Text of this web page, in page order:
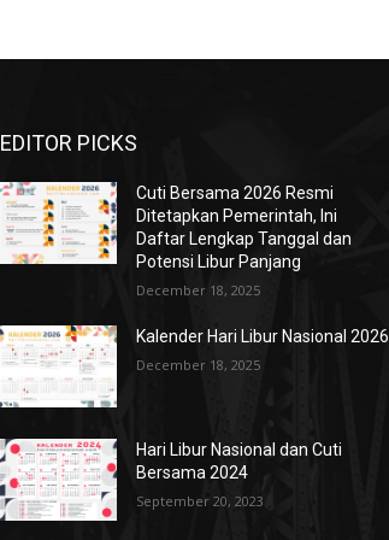
EDITOR PICKS
Cuti Bersama 2026 Resmi
Ditetapkan Pemerintah, Ini
Daftar Lengkap Tanggal dan
Potensi Libur Panjang
December 18, 2025
Kalender Hari Libur Nasional 2026
December 18, 2025
Hari Libur Nasional dan Cuti
Bersama 2024
September 20, 2023